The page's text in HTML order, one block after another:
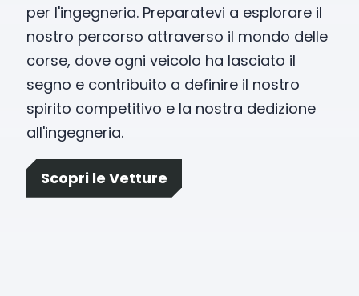
per l'ingegneria. Preparatevi a esplorare il
nostro percorso attraverso il mondo delle
corse, dove ogni veicolo ha lasciato il
segno e contribuito a definire il nostro
spirito competitivo e la nostra dedizione
all'ingegneria.
Scopri le Vetture